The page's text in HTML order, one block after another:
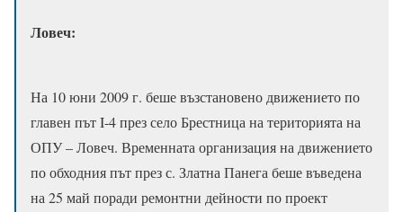
Ловеч:
На 10 юни 2009 г. беше възстановено движението по
главен път I-4 през село Брестница на територията на
ОПУ – Ловеч. Временната организация на движението
по обходния път през с. Златна Панега беше въведена
на 25 май поради ремонтни дейности по проект